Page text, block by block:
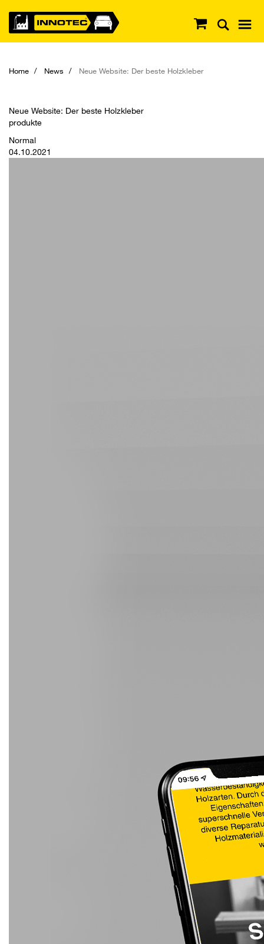
Home News Neue Website: Der beste Holzkleber
Neue Website: Der beste Holzkleber
produkte
Normal
04.10.2021